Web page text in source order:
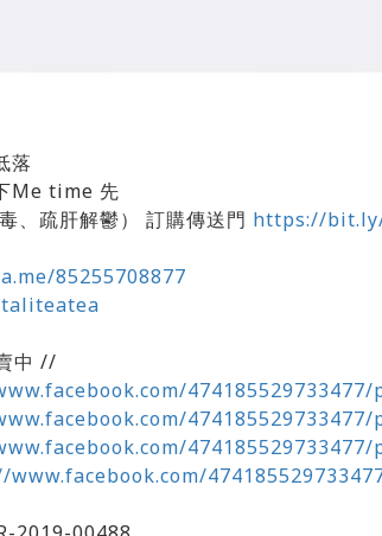
落
Me time 先
、疏肝解鬱） 訂購傳送門 https://
85255708877
中 //
474185529733477/
474185529733477/
474185529733477/